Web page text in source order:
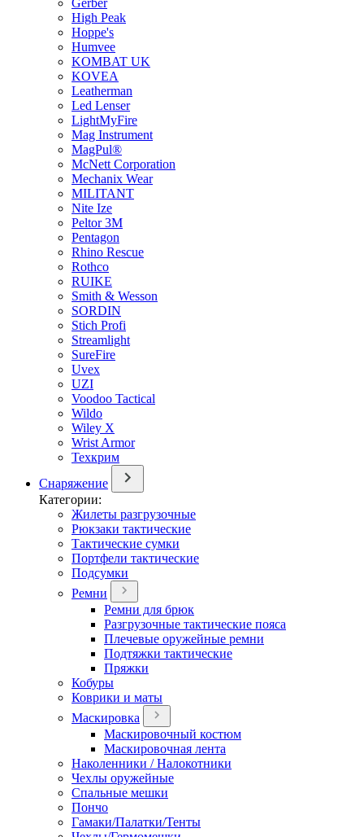
Gerber
High Peak
Hoppe's
Humvee
KOMBAT UK
KOVEA
Leatherman
Led Lenser
LightMyFire
Mag Instrument
MagPul®
McNett Corporation
Mechanix Wear
MILITANT
Nite Ize
Peltor 3M
Pentagon
Rhino Rescue
Rothco
RUIKE
Smith & Wesson
SORDIN
Stich Profi
Streamlight
SureFire
Uvex
UZI
Voodoo Tactical
Wildo
Wiley X
Wrist Armor
Техкрим
Снаряжение
Категории:
Жилеты разгрузочные
Рюкзаки тактические
Тактические сумки
Портфели тактические
Подсумки
Ремни
Ремни для брюк
Разгрузочные тактические пояса
Плечевые оружейные ремни
Подтяжки тактические
Пряжки
Кобуры
Коврики и маты
Маскировка
Маскировочный костюм
Маскировочная лента
Наколенники / Налокотники
Чехлы оружейные
Спальные мешки
Пончо
Гамаки/Палатки/Тенты